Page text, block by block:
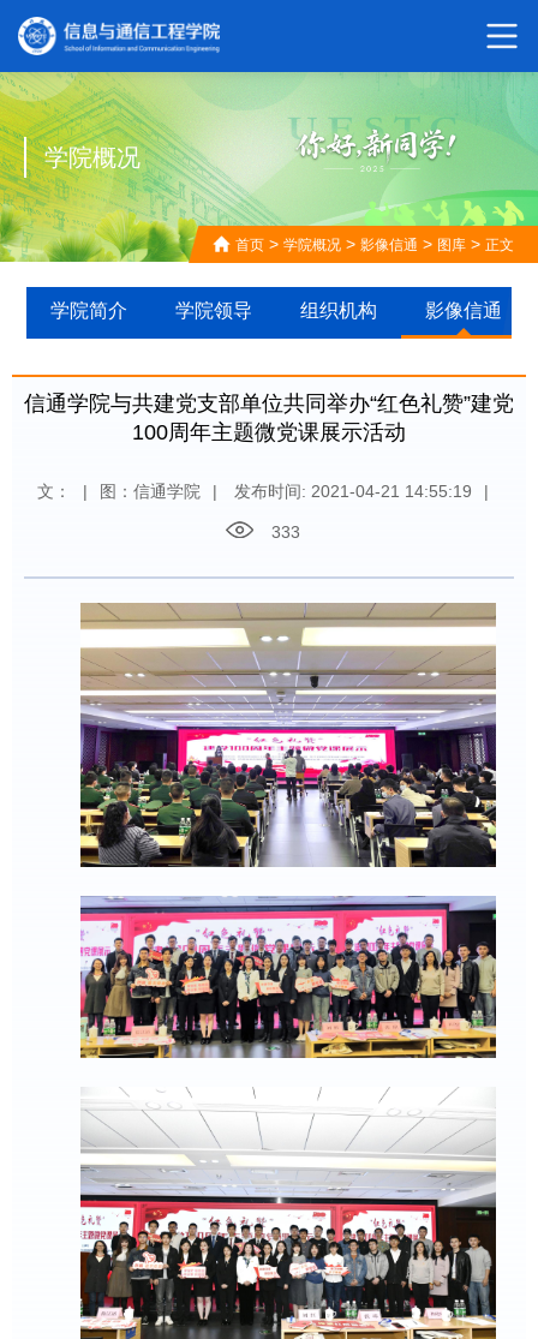
学院概况
首页 > 学院概况 > 影像信通 > 图库 > 正文
学院简介 学院领导 组织机构 影像信通
信通学院与共建党支部单位共同举办“红色礼赞”建党
100周年主题微党课展示活动
文： | 图：信通学院 | 发布时间: 2021-04-21 14:55:19 |
333